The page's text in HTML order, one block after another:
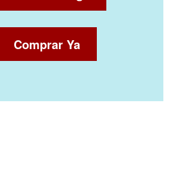
Comprar Ya